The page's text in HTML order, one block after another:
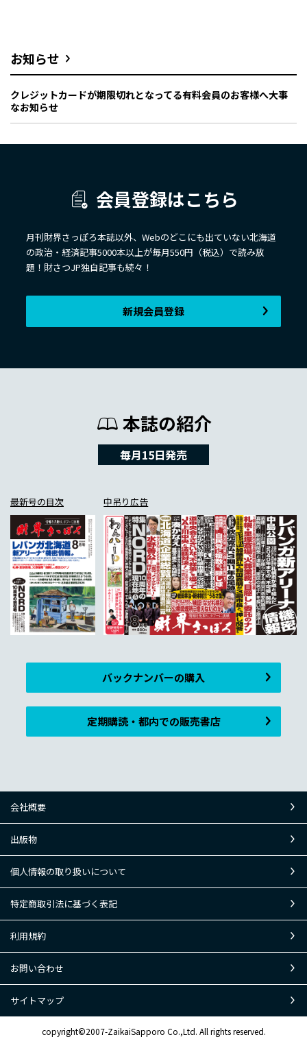
お知らせ
クレジットカードが期限切れとなってる有料会員のお客様へ大事
なお知らせ
会員登録はこちら
月刊財界さっぽろ本誌以外、Webのどこにも出ていない北海道
の政治・経済記事5000本以上が毎月550円（税込）で読み放
題！財さつJP独自記事も続々！
新規会員登録
本誌の紹介
毎月15日発売
最新号の目次 中吊り広告
バックナンバーの購入
定期購読・都内での販売書店
会社概要
出版物
個人情報の取り扱いについて
特定商取引法に基づく表記
利用規約
お問い合わせ
サイトマップ
copyright©2007-ZaikaiSapporo Co.,Ltd. All rights reserved.